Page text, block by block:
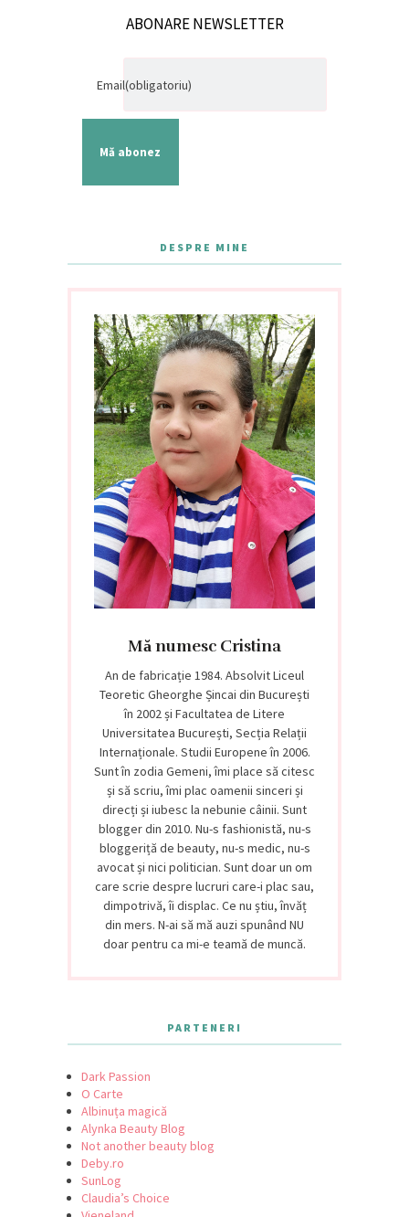
ABONARE NEWSLETTER
Email(obligatoriu)
Mă abonez
DESPRE MINE
Mă numesc Cristina
An de fabricație 1984. Absolvit Liceul
Teoretic Gheorghe Șincai din București
în 2002 și Facultatea de Litere
Universitatea București, Secția Relații
Internaționale. Studii Europene în 2006.
Sunt în zodia Gemeni, îmi place să citesc
și să scriu, îmi plac oamenii sinceri și
direcți și iubesc la nebunie câinii. Sunt
blogger din 2010. Nu-s fashionistă, nu-s
bloggeriță de beauty, nu-s medic, nu-s
avocat și nici politician. Sunt doar un om
care scrie despre lucruri care-i plac sau,
dimpotrivă, îi displac. Ce nu știu, învăț
din mers. N-ai să mă auzi spunând NU
doar pentru ca mi-e teamă de muncă.
PARTENERI
Dark Passion
O Carte
Albinuța magică
Alynka Beauty Blog
Not another beauty blog
Deby.ro
SunLog
Claudia’s Choice